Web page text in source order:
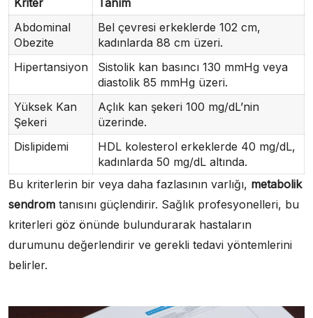
Abdominal
Obezite
Bel çevresi erkeklerde 102 cm,
kadınlarda 88 cm üzeri.
Hipertansiyon
Sistolik kan basıncı 130 mmHg veya
diastolik 85 mmHg üzeri.
Yüksek Kan
Şekeri
Açlık kan şekeri 100 mg/dL’nin
üzerinde.
Dislipidemi
HDL kolesterol erkeklerde 40 mg/dL,
kadınlarda 50 mg/dL altında.
Bu kriterlerin bir veya daha fazlasının varlığı, metabolik
sendrom tanısını güçlendirir. Sağlık profesyonelleri, bu
kriterleri göz önünde bulundurarak hastaların
durumunu değerlendirir ve gerekli tedavi yöntemlerini
belirler.